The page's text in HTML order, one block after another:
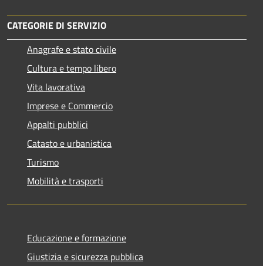
CATEGORIE DI SERVIZIO
Anagrafe e stato civile
Cultura e tempo libero
Vita lavorativa
Imprese e Commercio
Appalti pubblici
Catasto e urbanistica
Turismo
Mobilità e trasporti
Educazione e formazione
Giustizia e sicurezza pubblica